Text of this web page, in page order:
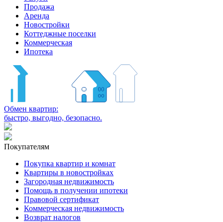
Продажа
Аренда
Новостройки
Коттеджные поселки
Коммерческая
Ипотека
Обмен квартир:
быстро, выгодно, безопасно.
Покупателям
Покупка квартир и комнат
Квартиры в новостройках
Загородная недвижимость
Помощь в получении ипотеки
Правовой сертификат
Коммерческая недвижимость
Возврат налогов